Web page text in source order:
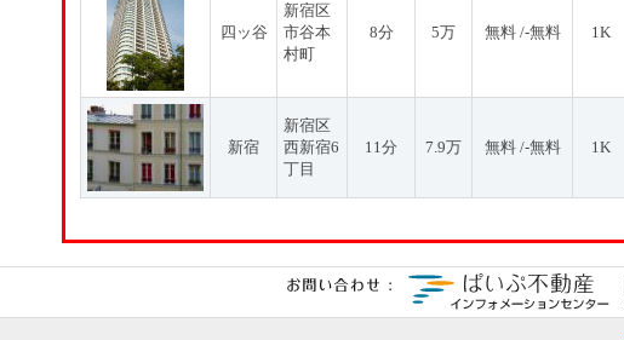
四ッ谷
新宿区
市谷本
村町
8分 5万 無料 /-無料 1K
新宿
新宿区
西新宿6
丁目
11分 7.9万 無料 /-無料 1K